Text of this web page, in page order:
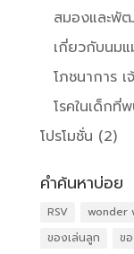
สมองและพั
เกี่ยวกับนมแ
โภชนาการ
โรคในเด็กที่
โปรโมชั่น (2)
คำค้นหาบ่อย
RSV wonder
ของเล่นลูก
ข